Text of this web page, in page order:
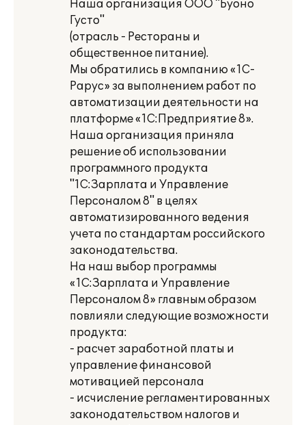
Наша организация ООО "Буоно
Густо"
(отрасль - Рестораны и
общественное питание).
Мы обратились в компанию «1С-
Рарус» за выполнением работ по
автоматизации деятельности на
платформе «1С:Предприятие 8».
Наша организация приняла
решение об использовании
программного продукта
"1С:Зарплата и Управление
Персоналом 8" в целях
автоматизированного ведения
учета по стандартам российского
законодательства.
На наш выбор программы
«1С:Зарплата и Управление
Персоналом 8» главным образом
повлияли следующие возможности
продукта:
- расчет заработной платы и
управление финансовой
мотивацией персонала
- исчисление регламентированных
законодательством налогов и